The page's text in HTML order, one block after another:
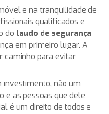
e na tranquilidade de
qualificados e
do laudo de segurança
em primeiro lugar. A
caminho para evitar
investimento, não um
e as pessoas que dele
é um direito de todos e